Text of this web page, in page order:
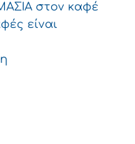
στον καφέ
είναι